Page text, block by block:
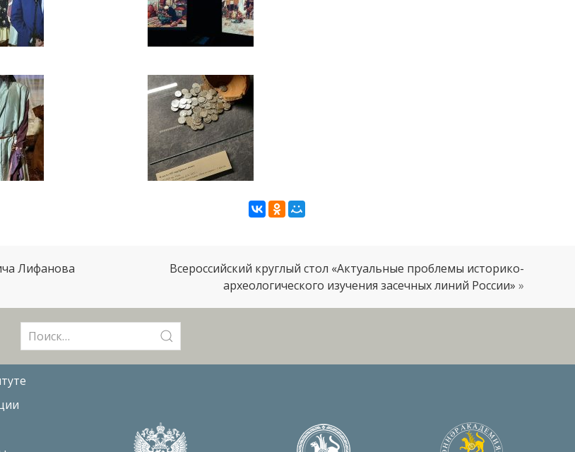
Лифанова
Всероссийский круглый стол «Актуальные проблемы историко-
археологического изучения засечных линий России» »